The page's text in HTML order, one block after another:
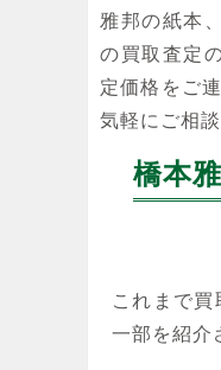
雅邦の紙本
の買取査定
定価格をご
気軽にご相談
橋本
これまで
一部を紹介